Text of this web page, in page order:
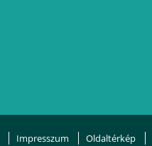
Impresszum Oldaltérkép